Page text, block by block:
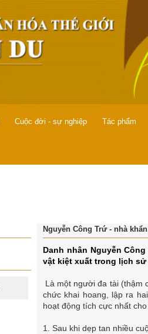
Cuộc đời - sự nghiệp Tác phẩm
Nguyễn Công Trứ - nhà
Danh nhân Nguyễn
vật kiệt xuất trong lịch sử
Là một người đa tài (thậm
chức khai hoang, lập ra
hoạt động tích cực nhất
1. Sau khi dẹp tan nhiều